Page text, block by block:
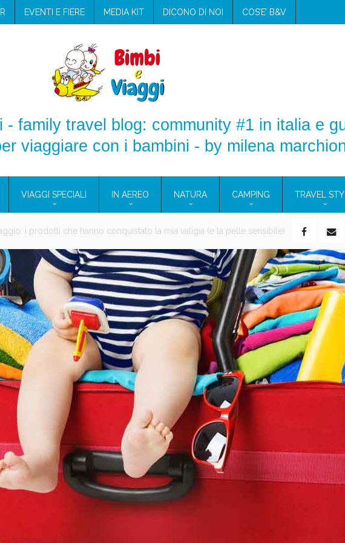
EVENTI E FIERE MEDIA KIT DICONO DI NOI COS’E’ B&V
- family travel blog: community #1 in italia e
viaggiare con i bambini - by milena
VIAGGI SPECIALI IN AEREO NATURA CAMPING TRAVEL
Eolie e a Pantelleria!
in campeggio con i bambini: come trovare l’offerta migliore?
PRATICI Assicurazione viaggio estate 2026: lo sconto Columbus supera il 21%
CONSIGLI PRATICI Cosmetici solidi in viaggio: i prodotti che hanno